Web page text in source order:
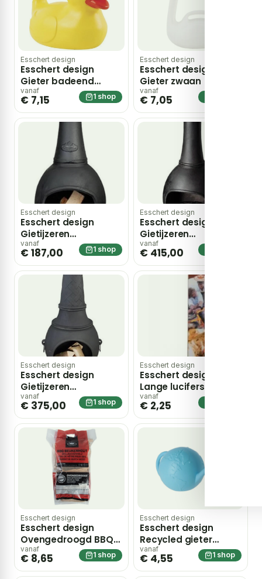
Esschert design
Esschert design
Gieter badeend
assorti Water in the
Garden
vanaf
€ 7,15 1 shop
Esschert design
Esschert design
Gieter zwaan
vanaf
€ 7,05
Esschert design
Esschert design
Gietijzeren
Terraskachel 105 cm
vanaf
€ 187,00 1 shop
Esschert design
Esschert design
Gietijzeren
Terraskachel 150 cm
vanaf
€ 415,00
Esschert design
Esschert design
Gietijzeren
Terraskachel Grijs 150
cm
vanaf
€ 375,00 1 shop
Esschert design
Esschert design
Lange lucifers in
Fancy Flames
vanaf
€ 2,25
Esschert design
Esschert design
Ovengedroogd BBQ
beukenhout
vanaf
€ 8,65 1 shop
Esschert design
Esschert design
Recycled gieter
wereldbol
vanaf
€ 4,55 1 shop